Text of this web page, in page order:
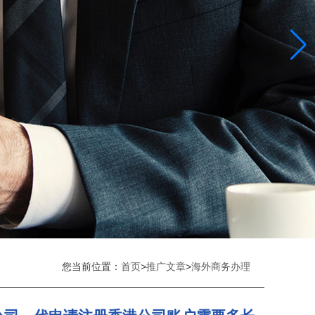
您当前位置： 首页>推广文章>海外商务办理